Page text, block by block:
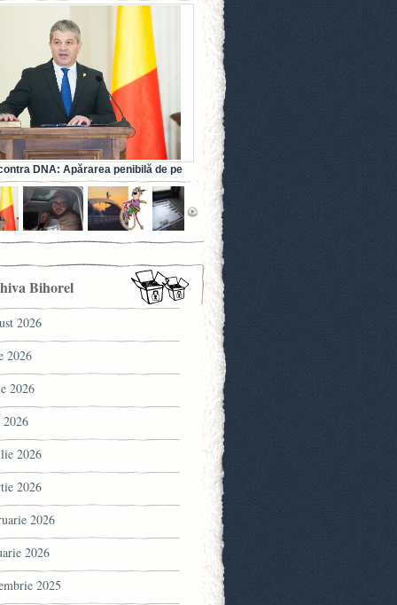
DNA: Apărarea penibilă de pe
fostului ministru al Sănătății (VIDEO)
Bihorel
2026
2026
2026
2026
2026
2026
2026
2025